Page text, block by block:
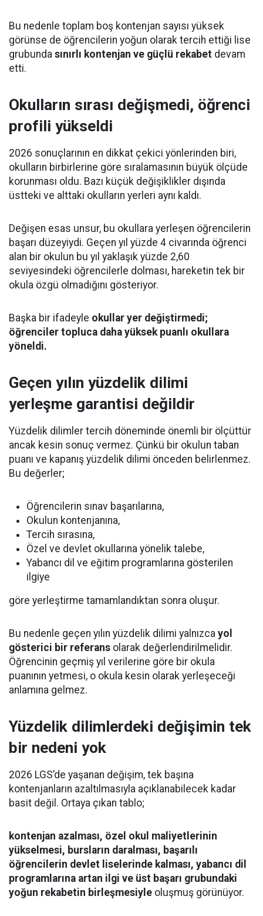
Bu nedenle toplam boş kontenjan sayısı yüksek
görünse de öğrencilerin yoğun olarak tercih ettiği lise
grubunda sınırlı kontenjan ve güçlü rekabet devam
etti.
Okulların sırası değişmedi, öğrenci
profili yükseldi
2026 sonuçlarının en dikkat çekici yönlerinden biri,
okulların birbirlerine göre sıralamasının büyük ölçüde
korunması oldu. Bazı küçük değişiklikler dışında
üstteki ve alttaki okulların yerleri aynı kaldı.
Değişen esas unsur, bu okullara yerleşen öğrencilerin
başarı düzeyiydi. Geçen yıl yüzde 4 civarında öğrenci
alan bir okulun bu yıl yaklaşık yüzde 2,60
seviyesindeki öğrencilerle dolması, hareketin tek bir
okula özgü olmadığını gösteriyor.
Başka bir ifadeyle okullar yer değiştirmedi;
öğrenciler topluca daha yüksek puanlı okullara
yöneldi.
Geçen yılın yüzdelik dilimi
yerleşme garantisi değildir
Yüzdelik dilimler tercih döneminde önemli bir ölçüttür
ancak kesin sonuç vermez. Çünkü bir okulun taban
puanı ve kapanış yüzdelik dilimi önceden belirlenmez.
Bu değerler;
Öğrencilerin sınav başarılarına,
Okulun kontenjanına,
Tercih sırasına,
Özel ve devlet okullarına yönelik talebe,
Yabancı dil ve eğitim programlarına gösterilen
ilgiye
göre yerleştirme tamamlandıktan sonra oluşur.
Bu nedenle geçen yılın yüzdelik dilimi yalnızca yol
gösterici bir referans olarak değerlendirilmelidir.
Öğrencinin geçmiş yıl verilerine göre bir okula
puanının yetmesi, o okula kesin olarak yerleşeceği
anlamına gelmez.
Yüzdelik dilimlerdeki değişimin tek
bir nedeni yok
2026 LGS’de yaşanan değişim, tek başına
kontenjanların azaltılmasıyla açıklanabilecek kadar
basit değil. Ortaya çıkan tablo;
kontenjan azalması, özel okul maliyetlerinin
yükselmesi, bursların daralması, başarılı
öğrencilerin devlet liselerinde kalması, yabancı dil
programlarına artan ilgi ve üst başarı grubundaki
yoğun rekabetin birleşmesiyle oluşmuş görünüyor.